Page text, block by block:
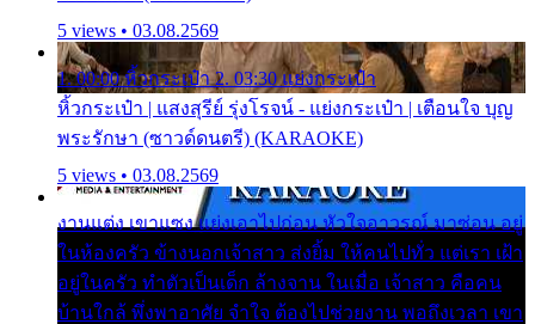
5 views • 03.08.2569
1. 00:00 หิ้วกระเป๋า 2. 03:30 แย่งกระเป๋า
หิ้วกระเป๋า | แสงสุรีย์ รุ่งโรจน์ - แย่งกระเป๋า | เตือนใจ บุญ
พระรักษา (ซาวด์ดนตรี) (KARAOKE)
5 views • 03.08.2569
งานแต่ง เขาแซง แย่งเอาไปก่อน หัวใจอาวรณ์ มาซ่อน อยู่
ในห้องครัว ข้างนอกเจ้าสาว ส่งยิ้ม ให้คนไปทั่ว แต่เรา เฝ้า
อยู่ในครัว ทำตัวเป็นเด็ก ล้างจาน ในเมื่อ เจ้าสาว คือคน
บ้านใกล้ พึ่งพาอาศัย จำใจ ต้องไปช่วยงาน พอถึงเวลา เขา